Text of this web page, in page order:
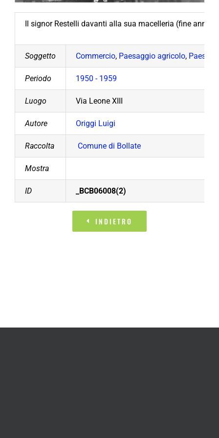
Il signor Restelli davanti alla sua macelleria (fine anni
Soggetto Commercio, Paesaggio agricolo,
Periodo 1950 - 1959
Luogo Via Leone XIII
Autore Origgi Luigi
Raccolta Comune di Bollate
Mostra
ID _BCB06008(2)
INDIETRO